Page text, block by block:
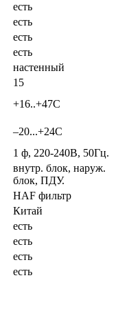
есть
есть
есть
есть
настенный
15
+16..+47С
–20...+24С
1 ф, 220-240В, 50Гц.
внутр. блок, наруж.
блок, ПДУ.
HAF фильтр
Китай
есть
есть
есть
есть